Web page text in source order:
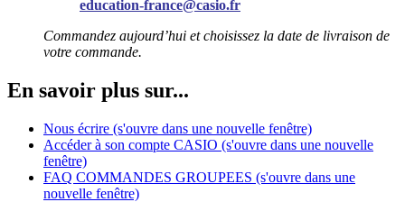
education-france@casio.fr
Commandez aujourd’hui et choisissez la date de livraison de
votre commande.
En savoir plus sur...
Nous écrire (s'ouvre dans une nouvelle fenêtre)
Accéder à son compte CASIO (s'ouvre dans une nouvelle
fenêtre)
FAQ COMMANDES GROUPEES (s'ouvre dans une
nouvelle fenêtre)